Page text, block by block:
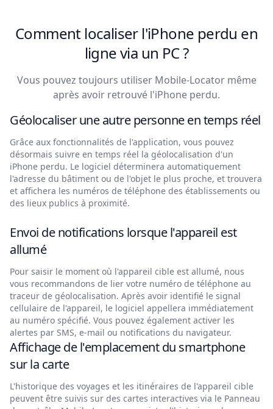
Comment localiser l'iPhone perdu en
ligne via un PC ?
Vous pouvez toujours utiliser Mobile-Locator même
après avoir retrouvé l'iPhone perdu.
Géolocaliser une autre personne en temps réel
Grâce aux fonctionnalités de l'application, vous pouvez
désormais suivre en temps réel la géolocalisation d'un
iPhone perdu. Le logiciel déterminera automatiquement
l'adresse du bâtiment ou de l'objet le plus proche, et trouvera
et affichera les numéros de téléphone des établissements ou
des lieux publics à proximité.
Envoi de notifications lorsque l'appareil est
allumé
Pour saisir le moment où l'appareil cible est allumé, nous
vous recommandons de lier votre numéro de téléphone au
traceur de géolocalisation. Après avoir identifié le signal
cellulaire de l'appareil, le logiciel appellera immédiatement
au numéro spécifié. Vous pouvez également activer les
alertes par SMS, e-mail ou notifications du navigateur.
Affichage de l'emplacement du smartphone
sur la carte
L'historique des voyages et les itinéraires de l'appareil cible
peuvent être suivis sur des cartes interactives via le Panneau